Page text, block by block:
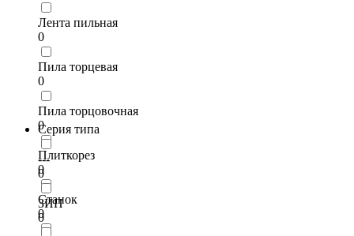
Лента пильная
0
Пила торцевая
0
Пила торцовочная
0
Плиткорез
0
Станок
0
Серия типа
---
0
ЗИП
0